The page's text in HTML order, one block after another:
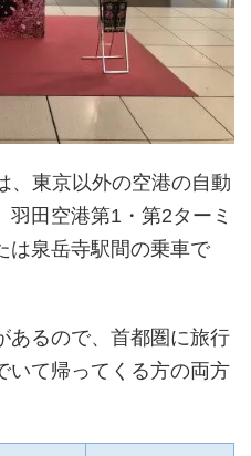
、東京以外の空港の自動
田空港第1・第2ターミ
は泉岳寺駅間の乗車で
あるので、首都圏に旅行
いて帰ってくる方の両方